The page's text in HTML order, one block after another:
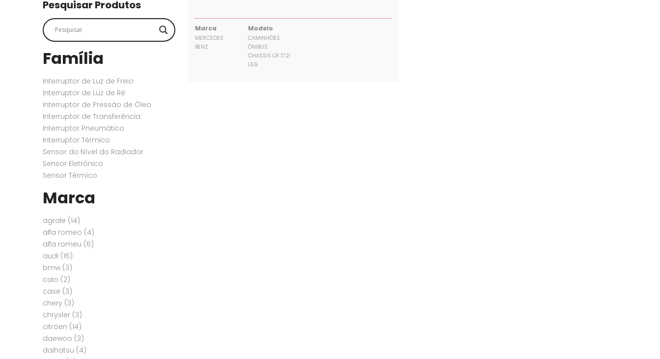
Pesquisar Produtos
Família
Interruptor de Luz de Freio
Interruptor de Luz de Ré
Interruptor de Pressão de Óleo
Interruptor de Transferência
Interruptor Pneumático
Interruptor Térmico
Sensor do Nível do Radiador
Sensor Eletrônico
Sensor Térmico
Marca
agrale (14)
alfa romeo (4)
alfa romeu (6)
audi (16)
bmw (3)
caio (2)
case (3)
chery (3)
chrysler (3)
citröen (14)
daewoo (3)
daihatsu (4)
Marca
MERCEDES
BENZ
Modelo
CAMINHÕES
ÔNIBUS
CHASSIS OF 1721
L59